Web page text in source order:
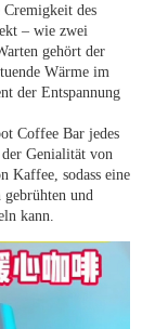
des
– wie zwei
gehört der
Wärme im
der Entspannung
Coffee Bar jedes
Genialität von
Kaffee, sodass eine
und
kann.